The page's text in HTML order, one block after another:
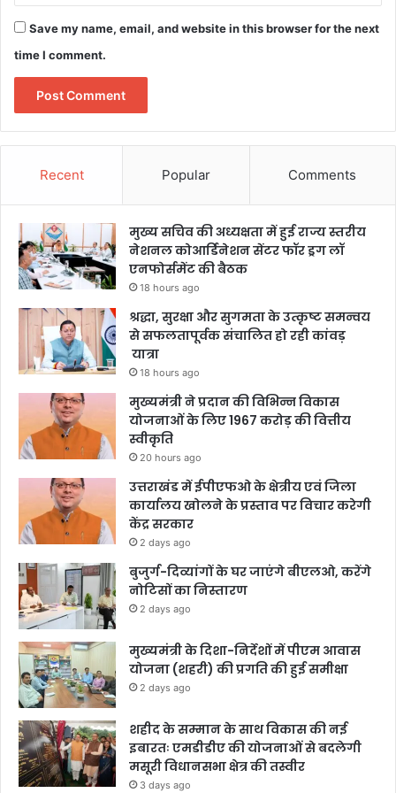
Save my name, email, and website in this browser for the next
time I comment.
Recent Popular Comments
मुख्य सचिव की अध्यक्षता में हुई राज्य स्तरीय
नेशनल कोआर्डिनेशन सेंटर फॉर ड्रग लॉ
एनफोर्समेंट की बैठक
18 hours ago
श्रद्धा, सुरक्षा और सुगमता के उत्कृष्ट समन्वय
से सफलतापूर्वक संचालित हो रही कांवड़
यात्रा
18 hours ago
मुख्यमंत्री ने प्रदान की विभिन्न विकास
योजनाओं के लिए 1967 करोड़ की वित्तीय
स्वीकृति
20 hours ago
उत्तराखंड में ईपीएफओ के क्षेत्रीय एवं जिला
कार्यालय खोलने के प्रस्ताव पर विचार करेगी
केंद्र सरकार
2 days ago
बुजुर्ग-दिव्यांगों के घर जाएंगे बीएलओ, करेंगे
नोटिसों का निस्तारण
2 days ago
मुख्यमंत्री के दिशा-निर्देशों में पीएम आवास
योजना (शहरी) की प्रगति की हुई समीक्षा
2 days ago
शहीद के सम्मान के साथ विकास की नई
इबारतः एमडीडीए की योजनाओं से बदलेगी
मसूरी विधानसभा क्षेत्र की तस्वीर
3 days ago